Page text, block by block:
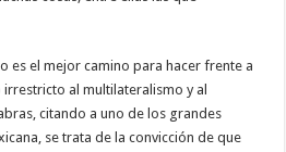
es el mejor camino para hacer frente a
al multilateralismo y al
citando a uno de los grandes
se trata de la convicción de que